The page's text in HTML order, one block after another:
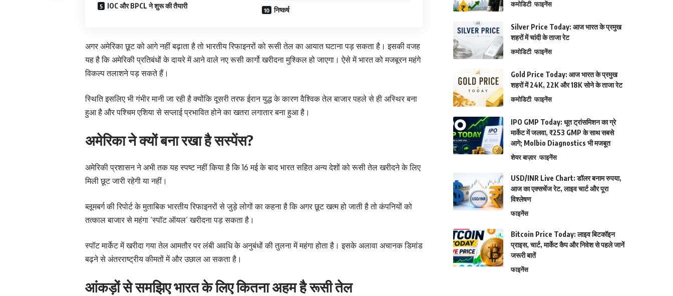
IOC और BPCL ने शुरू की तैयारी निष्कर्ष
अगर अमेरिका छूट को आगे नहीं बढ़ाता है तो भारतीय रिफाइनरों को रूसी तेल का आयात घटाना पड़ सकता है। इसकी वजह
यह है कि अमेरिकी प्रतिबंधों के दायरे में आने वाले नए रूसी कार्गो खरीदना मुश्किल हो जाएगा। ऐसे में भारत को मजबूरन महंगे
विकल्प तलाशने पड़ सकते हैं।
स्थिति इसलिए भी गंभीर मानी जा रही है क्योंकि दूसरी तरफ ईरान युद्ध के कारण वैश्विक तेल बाजार पहले से ही अस्थिर बना
हुआ है और पश्चिम एशिया से सप्लाई प्रभावित होने का खतरा लगातार बना हुआ है।
अमेरिका ने क्यों बना रखा है सस्पेंस?
अमेरिकी प्रशासन ने अभी तक यह स्पष्ट नहीं किया है कि 16 मई के बाद भारत सहित अन्य देशों को रूसी तेल खरीदने के लिए
मिली छूट जारी रहेगी या नहीं।
ब्लूमबर्ग की रिपोर्ट के मुताबिक भारतीय रिफाइनरों से जुड़े लोगों का कहना है कि अगर छूट खत्म हो जाती है तो कंपनियों को
तत्काल बाजार से महंगा ‘स्पॉट ऑयल’ खरीदना पड़ सकता है।
स्पॉट मार्केट में खरीदा गया तेल आमतौर पर लंबी अवधि के अनुबंधों की तुलना में महंगा होता है। इसके अलावा अचानक डिमांड
बढ़ने से अंतरराष्ट्रीय कीमतों में और उछाल आ सकता है।
आंकड़ों से समझिए भारत के लिए कितना अहम है रूसी तेल
कमोडिटी फाइनेंस
Silver Price Today: आज भारत के प्रमुख
शहरों में चांदी के ताजा रेट
कमोडिटी फाइनेंस
Gold Price Today: आज भारत के प्रमुख
शहरों में 24K, 22K और 18K सोने के ताजा रेट
कमोडिटी फाइनेंस
IPO GMP Today: धूत ट्रांसमिशन का ग्रे
मार्केट में जलवा, ₹253 GMP के साथ सबसे
आगे; Molbio Diagnostics भी मजबूत
शेयर बाज़ार फाइनेंस
USD/INR Live Chart: डॉलर बनाम रुपया,
आज का एक्सचेंज रेट, लाइव चार्ट और पूरा
विश्लेषण
फाइनेंस
Bitcoin Price Today: लाइव बिटकॉइन
प्राइस, चार्ट, मार्केट कैप और निवेश से पहले जानें
जरूरी बातें
फाइनेंस